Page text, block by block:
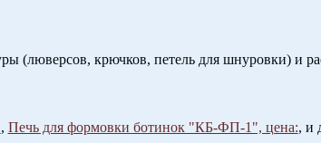
(люверсов, крючков, петель для шнуровки) и
, Печь для формовки ботинок "КБ-ФП-1", цена:, и